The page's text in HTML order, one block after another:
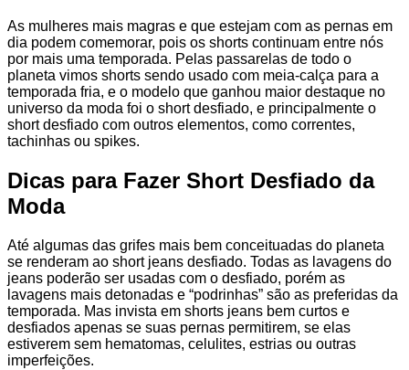
As mulheres mais magras e que estejam com as pernas em
dia podem comemorar, pois os shorts continuam entre nós
por mais uma temporada. Pelas passarelas de todo o
planeta vimos shorts sendo usado com meia-calça para a
temporada fria, e o modelo que ganhou maior destaque no
universo da moda foi o short desfiado, e principalmente o
short desfiado com outros elementos, como correntes,
tachinhas ou spikes.
Dicas para Fazer Short Desfiado da
Moda
Até algumas das grifes mais bem conceituadas do planeta
se renderam ao short jeans desfiado. Todas as lavagens do
jeans poderão ser usadas com o desfiado, porém as
lavagens mais detonadas e “podrinhas” são as preferidas da
temporada. Mas invista em shorts jeans bem curtos e
desfiados apenas se suas pernas permitirem, se elas
estiverem sem hematomas, celulites, estrias ou outras
imperfeições.